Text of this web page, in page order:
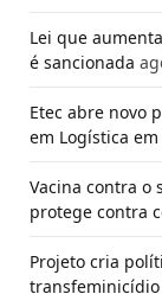
Lei que
é sancionada
Etec abre novo
em Logística
Vacina contra o
protege contra
Projeto cria
transfeminicídio